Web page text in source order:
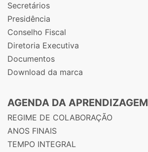
Secretários
Presidência
Conselho Fiscal
Diretoria Executiva
Documentos
Download da marca
AGENDA DA APRENDIZAGEM
REGIME DE COLABORAÇÃO
ANOS FINAIS
TEMPO INTEGRAL